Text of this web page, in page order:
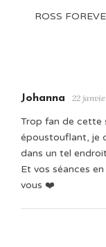
ROSS
Johanna 22
Trop fan de cette
époustouflant, je
dans un tel
Et vos séances
vous ❤️